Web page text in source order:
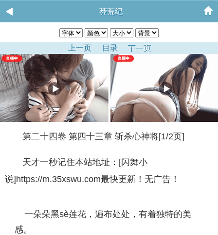
莽荒纪
上一页 目录 下一页
第二十四卷 第四十三章 斩杀心神将[1/2页]
天才一秒记住本站地址：[闪舞小
说]https://m.35xswu.com最快更新！无广告！
一朵朵黑sè莲花，遍布处处，有着独特的美
感。